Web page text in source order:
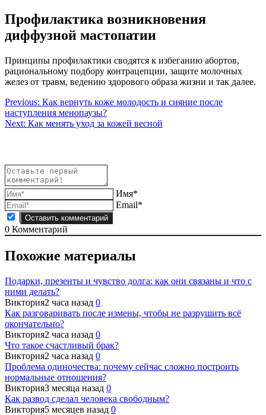
Профилактика возникновения
диффузной мастопатии
Принципы профилактики сводятся к избеганию абортов,
рациональному подбору контрацепции, защите молочных
желез от травм, ведению здорового образа жизни и так далее.
Навигация
по
Previous: Как вернуть коже молодость и сияние после
наступления менопаузы?
Next: Как менять уход за кожей весной
Имя*
Email*
0 Комментарий
Похожие материалы
Подарки, презенты и чувство долга: как они связаны и что с
ними делать?
Виктория2 часа назад 0
Как разговаривать после измены, чтобы не разрушить всё
окончательно?
Виктория2 часа назад 0
Что такое счастливый брак?
Виктория2 часа назад 0
Проблема одиночества: почему сейчас сложно построить
нормальные отношения?
Виктория3 месяца назад 0
Как развод сделал человека свободным?
Виктория5 месяцев назад 0